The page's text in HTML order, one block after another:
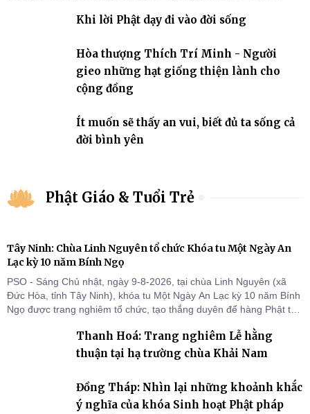
Khi lời Phật dạy đi vào đời sống
Hòa thượng Thích Trí Minh - Người
gieo những hạt giống thiện lành cho
cộng đồng
Ít muốn sẽ thấy an vui, biết đủ ta sống cả
đời bình yên
Phật Giáo & Tuổi Trẻ
Tây Ninh: Chùa Linh Nguyên tổ chức Khóa tu Một Ngày An
Lạc kỳ 10 năm Bính Ngọ
PSO - Sáng Chủ nhật, ngày 9-8-2026, tại chùa Linh Nguyên (xã
Đức Hòa, tỉnh Tây Ninh), khóa tu Một Ngày An Lạc kỳ 10 năm Bính
Ngọ được trang nghiêm tổ chức, tạo thắng duyên để hàng Phật tử
đời sống thiện lành.Thanh Hoá: Trang nghiêm Lễ hằng
thuận tại hạ trường chùa Khải Nam
Đồng Tháp: Nhìn lại những khoảnh khắc
ý nghĩa của khóa Sinh hoạt Phật pháp